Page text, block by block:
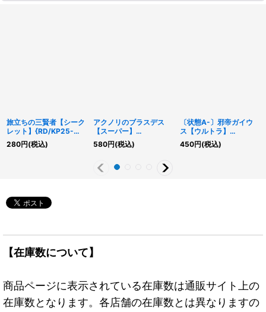
旅立ちの三賢者【シーク
レット】{RD/KP25-
JP058}《RD魔法》
280円(税込)
アクノリのブラスデス
【スーパー】
{RD/KP25-JP033}
《RDモンスター》
580円(税込)
〔状態A-〕邪帝ガイウ
ス【ウルトラ】
{RD/SD0F-JP001}
《RDモンスター》
450円(税込)
【在庫数について】
商品ページに表示されている在庫数は通販サイト上の
在庫数となります。各店舗の在庫数とは異なりますの